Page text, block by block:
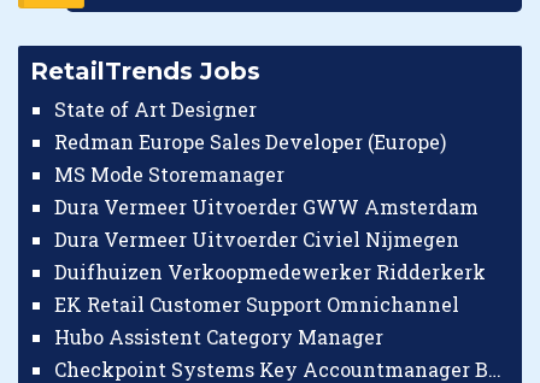
RetailTrends Jobs
State of Art Designer
Redman Europe Sales Developer (Europe)
MS Mode Storemanager
Dura Vermeer Uitvoerder GWW Amsterdam
Dura Vermeer Uitvoerder Civiel Nijmegen
Duifhuizen Verkoopmedewerker Ridderkerk
EK Retail Customer Support Omnichannel
Hubo Assistent Category Manager
Checkpoint Systems Key Accountmanager Benelux